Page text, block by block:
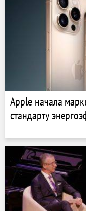
Apple начала
стандарту